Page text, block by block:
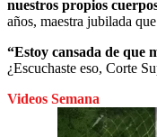
nuestros propios
años, maestra jubilada
“Estoy cansada de que
¿Escuchaste eso, Corte
Videos Semana